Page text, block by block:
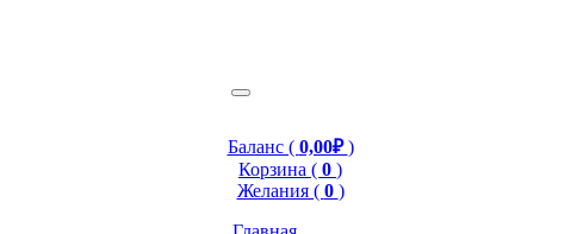
Баланс ( 0,00₽)
Корзина ( 0 )
Желания ( 0 )